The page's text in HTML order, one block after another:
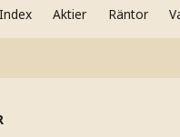
Index Aktier Räntor